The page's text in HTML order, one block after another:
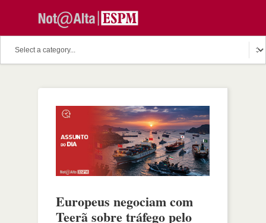
Europeus negociam com
Teerã sobre tráfego pelo